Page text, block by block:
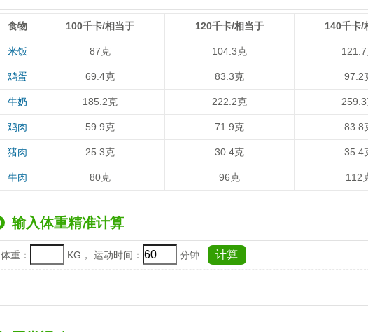
食物 100千卡/相当于 120千卡/相当于 140千卡/
米饭 87克 104.3克
鸡蛋 69.4克 83.3克 97.2
牛奶 185.2克 222.2克
鸡肉 59.9克 71.9克 83.8
猪肉 25.3克 30.4克 35.4
牛肉 80克 96克 112
输入体重精准计算
体重： KG， 运动时间： 分钟